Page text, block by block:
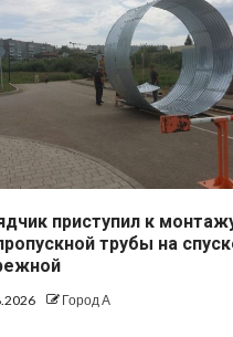
приступил к
трубы на
Город А